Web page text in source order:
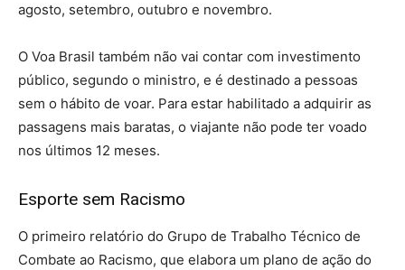
agosto, setembro, outubro e novembro.
O Voa Brasil também não vai contar com investimento
público, segundo o ministro, e é destinado a pessoas
sem o hábito de voar. Para estar habilitado a adquirir as
passagens mais baratas, o viajante não pode ter voado
nos últimos 12 meses.
Esporte sem Racismo
O primeiro relatório do Grupo de Trabalho Técnico de
Combate ao Racismo, que elabora um plano de ação do